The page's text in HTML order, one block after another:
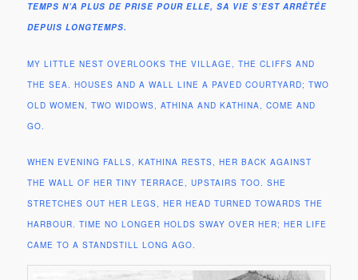
TEMPS N’A PLUS DE PRISE POUR ELLE, SA VIE S’EST ARRÊTÉE
DEPUIS LONGTEMPS.
MY LITTLE NEST OVERLOOKS THE VILLAGE, THE CLIFFS AND
THE SEA. HOUSES AND A WALL LINE A PAVED COURTYARD; TWO
OLD WOMEN, TWO WIDOWS, ATHINA AND KATHINA, COME AND
GO.
WHEN EVENING FALLS, KATHINA RESTS, HER BACK AGAINST
THE WALL OF HER TINY TERRACE, UPSTAIRS TOO. SHE
STRETCHES OUT HER LEGS, HER HEAD TURNED TOWARDS THE
HARBOUR. TIME NO LONGER HOLDS SWAY OVER HER; HER LIFE
CAME TO A STANDSTILL LONG AGO.